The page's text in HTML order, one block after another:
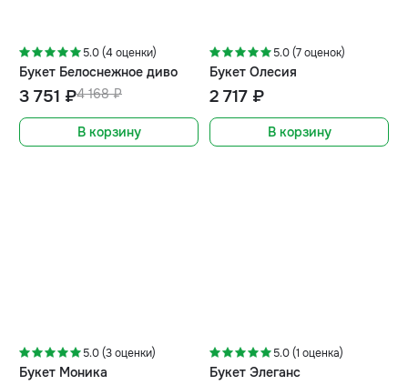
5.0 (4 оценки)
Букет Белоснежное диво
4 168 ₽
3 751 ₽
В корзину
5.0 (7 оценок)
Букет Олесия
2 717 ₽
В корзину
5.0 (3 оценки)
Букет Моника
5.0 (1 оценка)
Букет Элеганс